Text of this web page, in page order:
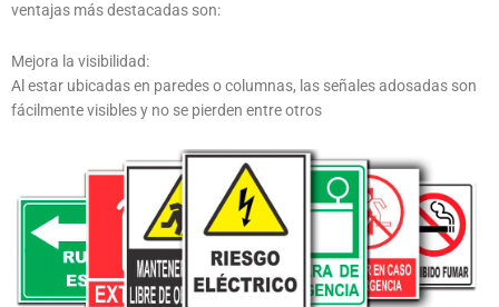
ventajas más destacadas son:
Mejora la visibilidad:
Al estar ubicadas en paredes o columnas, las señales adosadas son
fácilmente visibles y no se pierden entre otros